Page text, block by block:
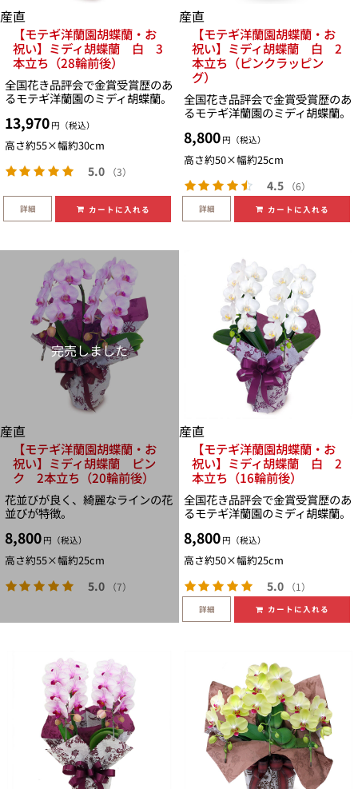
産直
【モテギ洋蘭園胡蝶蘭・お
祝い】ミディ胡蝶蘭 白 3
本立ち（28輪前後）
全国花き品評会で金賞受賞歴のあ
るモテギ洋蘭園のミディ胡蝶蘭。
13,970 円（税込）
高さ約55×幅約30cm
5.0 （3）
詳細 カートに入れる
産直
【モテギ洋蘭園胡蝶蘭・お
祝い】ミディ胡蝶蘭 白 2
本立ち（ピンクラッピン
グ）
全国花き品評会で金賞受賞歴のあ
るモテギ洋蘭園のミディ胡蝶蘭。
8,800 円（税込）
高さ約50×幅約25cm
4.5 （6）
詳細 カートに入れる
産直
【モテギ洋蘭園胡蝶蘭・お
祝い】ミディ胡蝶蘭 ピン
ク 2本立ち（20輪前後）
花並びが良く、綺麗なラインの花
並びが特徴。
8,800 円（税込）
高さ約55×幅約25cm
5.0 （7）
完売しました
産直
【モテギ洋蘭園胡蝶蘭・お
祝い】ミディ胡蝶蘭 白 2
本立ち（16輪前後）
全国花き品評会で金賞受賞歴のあ
るモテギ洋蘭園のミディ胡蝶蘭。
8,800 円（税込）
高さ約50×幅約25cm
5.0 （1）
詳細 カートに入れる